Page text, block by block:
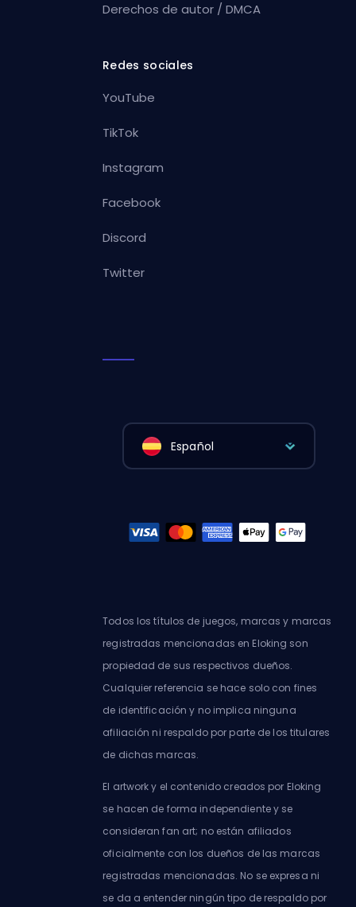
Derechos de autor / DMCA
Redes sociales
YouTube
TikTok
Instagram
Facebook
Discord
Twitter
Español
Todos los títulos de juegos, marcas y marcas
registradas mencionadas en Eloking son
propiedad de sus respectivos dueños.
Cualquier referencia se hace solo con fines
de identificación y no implica ninguna
afiliación ni respaldo por parte de los titulares
de dichas marcas.
El artwork y el contenido creados por Eloking
se hacen de forma independiente y se
consideran fan art; no están afiliados
oficialmente con los dueños de las marcas
registradas mencionadas. No se expresa ni
se da a entender ningún tipo de respaldo por